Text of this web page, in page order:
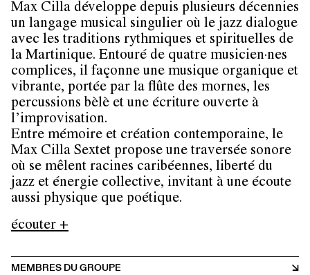
Max Cilla développe depuis plusieurs décennies
un langage musical singulier où le jazz dialogue
avec les traditions rythmiques et spirituelles de
la Martinique. Entouré de quatre musicien·nes
complices, il façonne une musique organique et
vibrante, portée par la flûte des mornes, les
percussions bèlè et une écriture ouverte à
l’improvisation.
Entre mémoire et création contemporaine, le
Max Cilla Sextet propose une traversée sonore
où se mêlent racines caribéennes, liberté du
jazz et énergie collective, invitant à une écoute
aussi physique que poétique.
écouter +
MEMBRES DU GROUPE